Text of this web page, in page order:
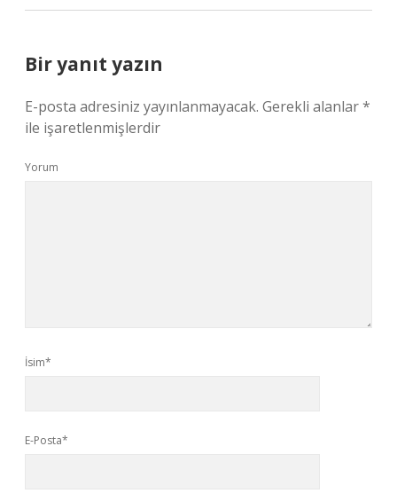
Bir yanıt yazın
E-posta adresiniz yayınlanmayacak. Gerekli alanlar*
ile işaretlenmişlerdir
Yorum
İsim*
E-Posta*